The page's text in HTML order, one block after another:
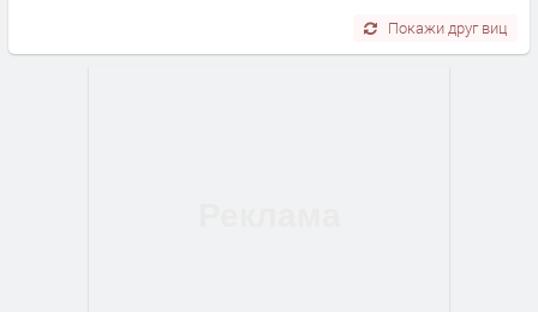
Покажи друг виц